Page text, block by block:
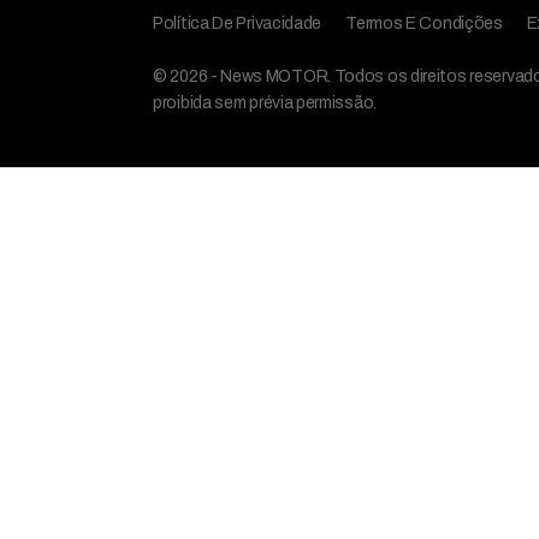
Política De Privacidade Termos E Condições
© 2026 - News MOTOR. Todos os direitos
proibida sem prévia permissão.